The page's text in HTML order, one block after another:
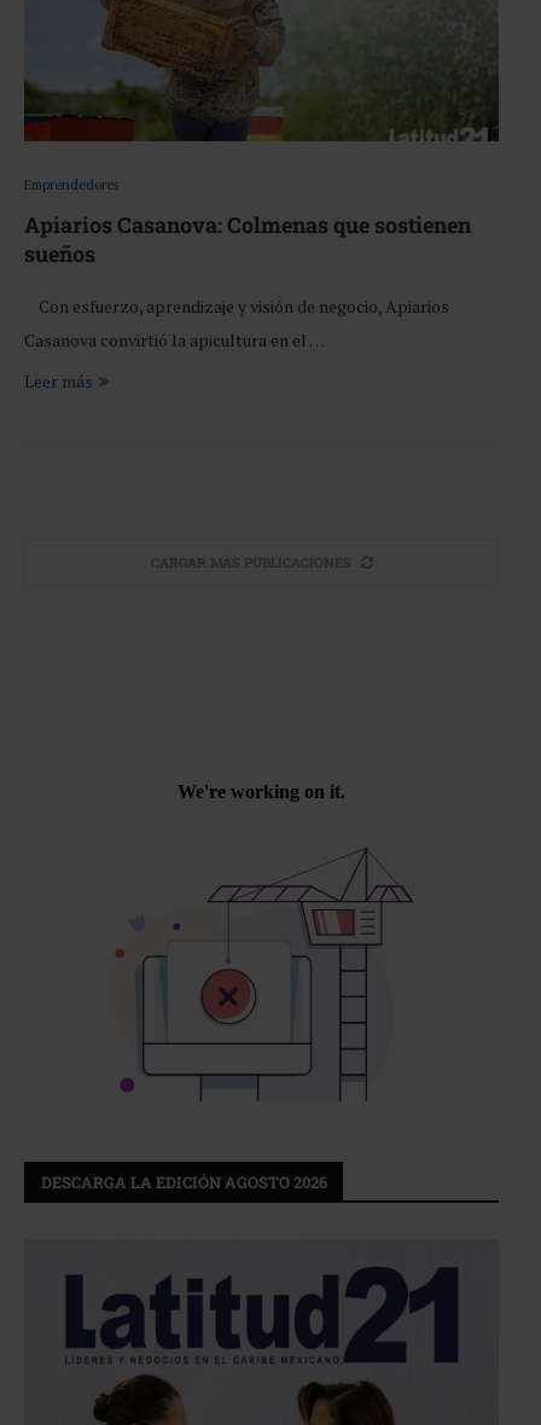
Emprendedores
Apiarios Casanova: Colmenas que sostienen
sueños
Con esfuerzo, aprendizaje y visión de negocio, Apiarios
Casanova convirtió la apicultura en el …
Leer más
CARGAR MÁS PUBLICACIONES
DESCARGA LA EDICIÓN AGOSTO 2026